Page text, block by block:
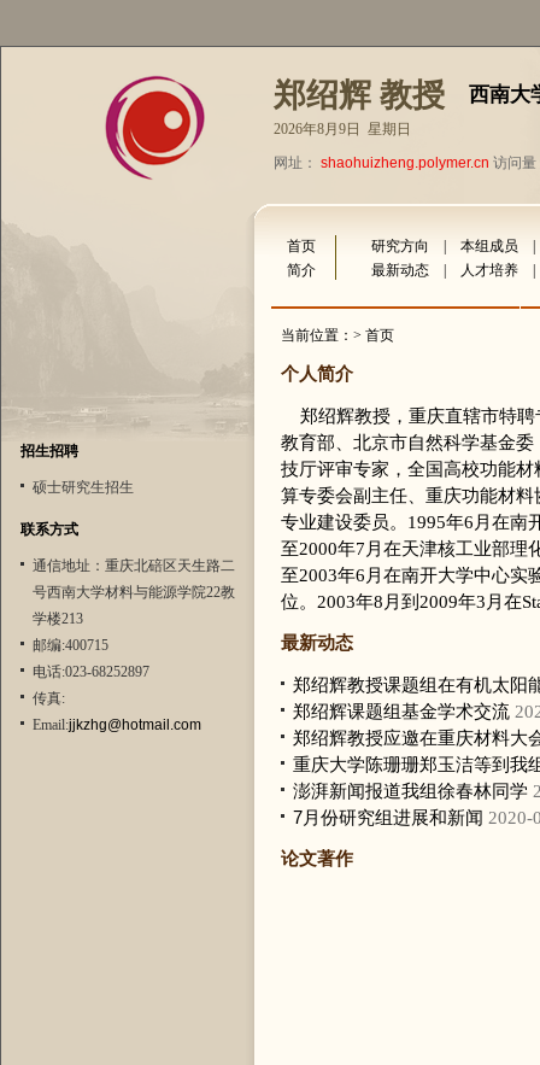
郑绍辉 教授 西南大
2026年8月9日 星期日
网址： shaohuizheng.polymer.cn 访问量
招生招聘
硕士研究生招生
联系方式
通信地址：重庆北碚区天生路二
号西南大学材料与能源学院22教
学楼213
邮编:400715
电话:023-68252897
传真:
Email:jjkzhg@hotmail.com
首页 研究方向 本组成员
简介
最新动态 人才培养
当前位置：> 首页
个人简介
郑绍辉教授，重庆直辖市特聘
教育部、北京市自然科学基金
技厅评审专家，全国高校功能
算专委会副主任、重庆功能材
专业建设委员。1995年6月在南
至2000年7月在天津核工业部理
至2003年6月在南开大学中心实
位。2003年8月到2009年3月在
最新动态
郑绍辉教授课题组在有机太阳
郑绍辉课题组基金学术交流
郑绍辉教授应邀在重庆材料大
重庆大学陈珊珊郑玉洁等到我
澎湃新闻报道我组徐春林同学
7月份研究组进展和新闻 2020-
论文著作